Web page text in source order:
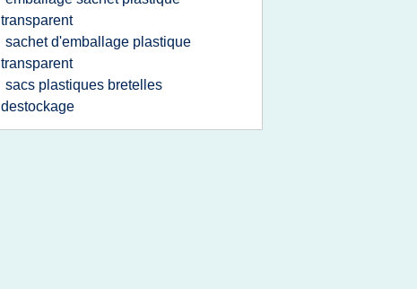
transparent
sachet d'emballage plastique
transparent
sacs plastiques bretelles
destockage